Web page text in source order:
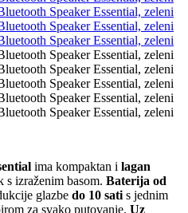
ima kompaktan i lagan
s izraženim basom. Baterija od
glazbe do 10 sati s jednim
za svako putovanje. Uz